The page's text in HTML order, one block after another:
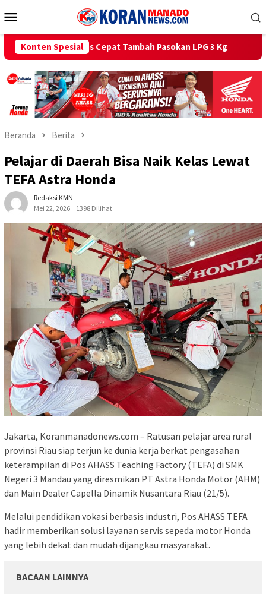
ke
Mobile
Konten Spesial
Pasokan LPG 3 Kg Bagi Bendera Merah Putih
Beranda Berita
Pelajar di Daerah Bisa Naik Kelas Lewat
TEFA Astra Honda
Redaksi KMN
Mei 22, 2026
1398 Dilihat
Jakarta, Koranmanadonews.com – Ratusan pelajar area rural
provinsi Riau siap terjun ke dunia kerja berkat pengasahan
keterampilan di Pos AHASS Teaching Factory (TEFA) di SMK
Negeri 3 Mandau yang diresmikan PT Astra Honda Motor (AHM)
dan Main Dealer Capella Dinamik Nusantara Riau (21/5).
Melalui pendidikan vokasi berbasis industri, Pos AHASS TEFA
hadir memberikan solusi layanan servis sepeda motor Honda
yang lebih dekat dan mudah dijangkau masyarakat.
BACAAN LAINNYA